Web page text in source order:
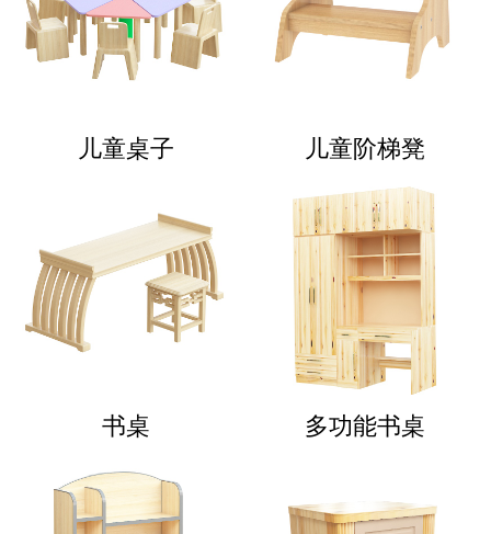
儿童桌子 儿童阶梯凳
书桌 多功能书桌